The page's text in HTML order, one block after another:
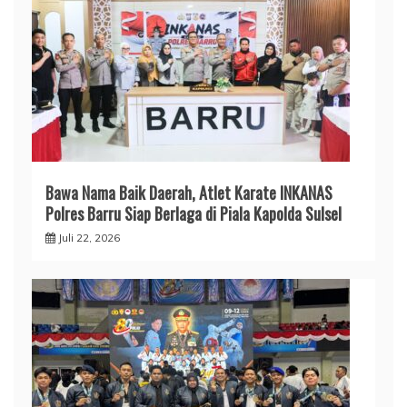
​Bawa Nama Baik Daerah, Atlet Karate INKANAS
Polres Barru Siap Berlaga di Piala Kapolda Sulsel
Juli 22, 2026